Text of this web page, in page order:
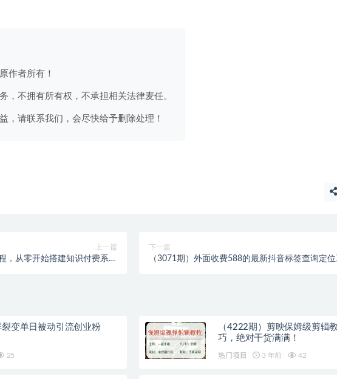
作者所有！
，不拥有所有权，不承担相关法律麦任。
，请联系我们，会尽快给予删除处理！
上一篇
，从零开始搭建知识付费系统
下一篇
（3071期）外面收费588的最新抖音标签查询定位
裂变单日被动引流创业粉
25
（4222期）剪映保姆级剪辑
巧，绝对干货满满！
热门项目 3 年前 42